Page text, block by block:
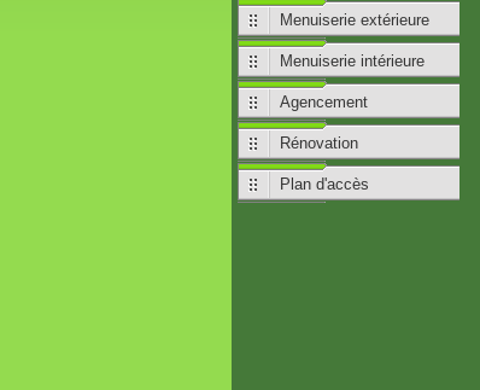
Menuiserie extérieure
Menuiserie intérieure
Agencement
Rénovation
Plan d'accès